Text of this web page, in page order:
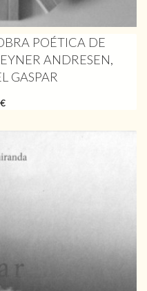
POÉTICA DE
ANDRESEN,
GASPAR